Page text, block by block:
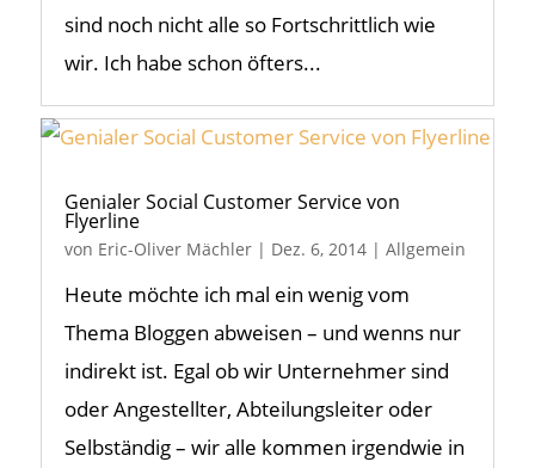
sind noch nicht alle so Fortschrittlich wie
wir. Ich habe schon öfters...
Genialer Social Customer Service von
Flyerline
von Eric-Oliver Mächler| Dez. 6, 2014| Allgemein
Heute möchte ich mal ein wenig vom
Thema Bloggen abweisen – und wenns nur
indirekt ist. Egal ob wir Unternehmer sind
oder Angestellter, Abteilungsleiter oder
Selbständig – wir alle kommen irgendwie in